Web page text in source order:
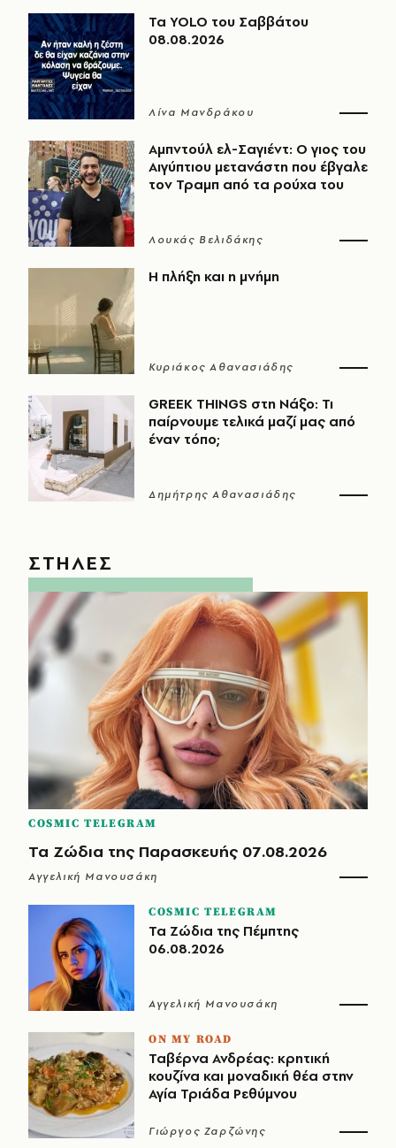
Τα YOLO του Σαββάτου
08.08.2026
Λίνα Μανδράκου
Αμπντούλ ελ-Σαγιέντ: Ο γιος του
Αιγύπτιου μετανάστη που έβγαλε
τον Τραμπ από τα ρούχα του
Λουκάς Βελιδάκης
Η πλήξη και η μνήμη
Κυριάκος Αθανασιάδης
GREEK THINGS στη Νάξο: Τι
παίρνουμε τελικά μαζί μας από
έναν τόπο;
Δημήτρης Αθανασιάδης
ΣΤΗΛΕΣ
COSMIC TELEGRAM
Τα Ζώδια της Παρασκευής 07.08.2026
Αγγελική Μανουσάκη
COSMIC TELEGRAM
Τα Ζώδια της Πέμπτης
06.08.2026
Αγγελική Μανουσάκη
ON MY ROAD
Ταβέρνα Ανδρέας: κρητική
κουζίνα και μοναδική θέα στην
Αγία Τριάδα Ρεθύμνου
Γιώργος Ζαρζώνης